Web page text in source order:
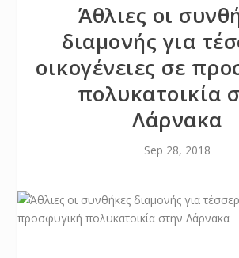
Άθλιες οι
διαμονής για
οικογένειες σε
πολυκατοικία
Λάρνακα
Sep 28, 2018